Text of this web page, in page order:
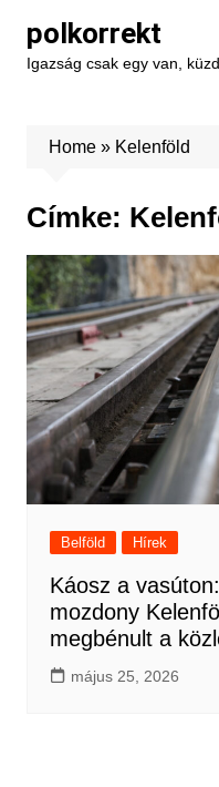
content
polkorrekt
Igazság csak egy van,
Home» Kelenföld
Címke:
Belföld Hírek
Káosz a
mozdony
megbénult a
május 25, 2026